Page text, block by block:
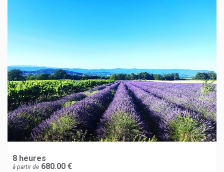
8 heures
à partir de 680.00 €